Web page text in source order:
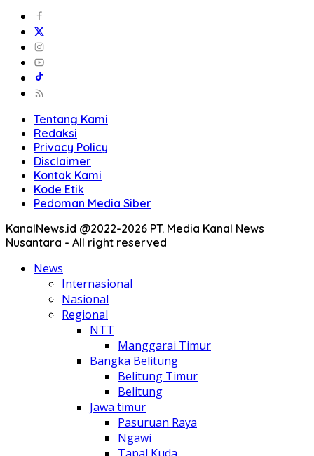
Tentang Kami
Redaksi
Privacy Policy
Disclaimer
Kontak Kami
Kode Etik
Pedoman Media Siber
KanalNews.id @2022-2026 PT. Media Kanal News
Nusantara - All right reserved
News
Internasional
Nasional
Regional
NTT
Manggarai Timur
Bangka Belitung
Belitung Timur
Belitung
Jawa timur
Pasuruan Raya
Ngawi